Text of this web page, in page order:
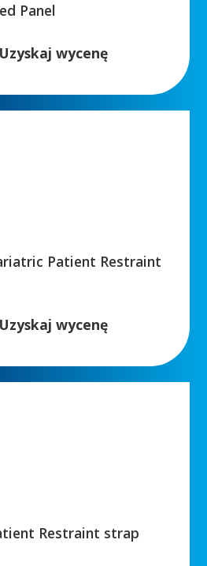
Panel
Uzyskaj wycenę
Patient Restraint
Uzyskaj wycenę
Restraint strap